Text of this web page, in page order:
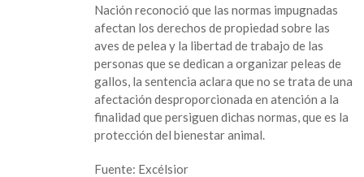
Nación reconoció que las normas impugnadas
afectan los derechos de propiedad sobre las
aves de pelea y la libertad de trabajo de las
personas que se dedican a organizar peleas de
gallos, la sentencia aclara que no se trata de una
afectación desproporcionada en atención a la
finalidad que persiguen dichas normas, que es la
protección del bienestar animal.
Fuente: Excélsior